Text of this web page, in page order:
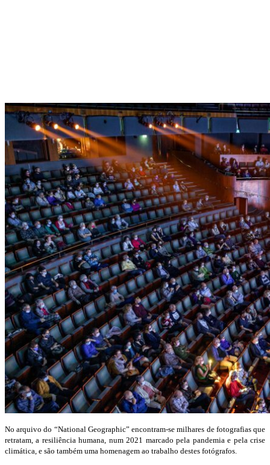
No arquivo do “National Geographic” encontram-se milhares de fotografias que
retratam, a resiliência humana, num 2021 marcado pela pandemia e pela crise
climática, e são também uma homenagem ao trabalho destes fotógrafos.